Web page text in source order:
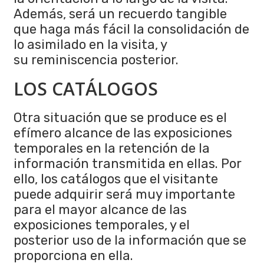
Además, será un recuerdo tangible
que haga más fácil la consolidación de
lo asimilado en la visita, y
su reminiscencia posterior.
LOS CATÁLOGOS
Otra situación que se produce es el
efímero alcance de las exposiciones
temporales en la retención de la
información transmitida en ellas. Por
ello, los catálogos que el visitante
puede adquirir será muy importante
para el mayor alcance de las
exposiciones temporales, y el
posterior uso de la información que se
proporciona en ella.